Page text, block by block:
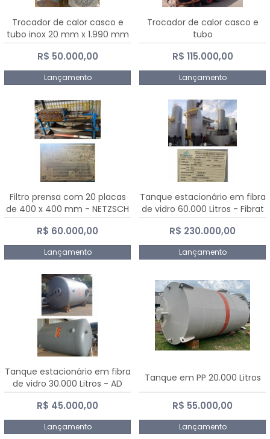
Trocador de calor casco e
tubo inox 20 mm x 1.990 mm
R$ 50.000,00
Lançamento
Trocador de calor casco e
tubo
R$ 115.000,00
Lançamento
Filtro prensa com 20 placas
de 400 x 400 mm - NETZSCH
R$ 60.000,00
Lançamento
Tanque estacionário em fibra
de vidro 60.000 Litros - Fibrat
R$ 230.000,00
Lançamento
Tanque estacionário em fibra
de vidro 30.000 Litros - AD
Fibras
R$ 45.000,00
Lançamento
Tanque em PP 20.000 Litros
R$ 55.000,00
Lançamento